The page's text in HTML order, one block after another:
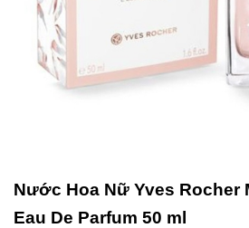
Nước Hoa Nữ Yves Rocher
Eau De Parfum 50 ml